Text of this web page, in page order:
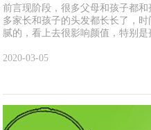
前言现阶段，很多父母和孩子都
多家长和孩子的头发都长长了，
腻的，看上去很影响颜值，特别是
2020-03-05